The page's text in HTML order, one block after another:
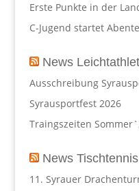
Erste Punkte in der
C-Jugend startet
News
Ausschreibung
Syrausportfest 2026
Traingszeiten
News Tischtennis
11. Syrauer